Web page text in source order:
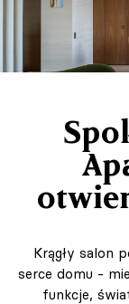
Krągły salon
serce domu -
funkcje,